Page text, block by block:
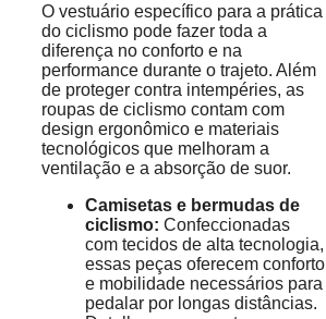
O vestuário específico para a prática
do ciclismo pode fazer toda a
diferença no conforto e na
performance durante o trajeto. Além
de proteger contra intempéries, as
roupas de ciclismo contam com
design ergonômico e materiais
tecnológicos que melhoram a
ventilação e a absorção de suor.
Camisetas e bermudas de
ciclismo: Confeccionadas
com tecidos de alta tecnologia,
essas peças oferecem conforto
e mobilidade necessários para
pedalar por longas distâncias.